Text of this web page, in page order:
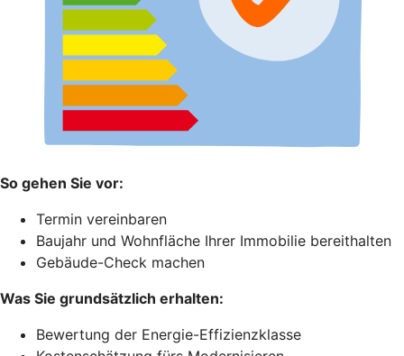
So gehen Sie vor:
Termin vereinbaren
Baujahr und Wohnfläche Ihrer Immobilie bereithalten
Gebäude-Check machen
Was Sie grundsätzlich erhalten:
Bewertung der Energie-Effizienzklasse